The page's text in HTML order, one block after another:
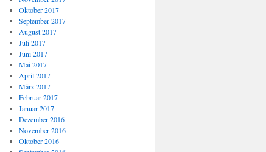
Oktober 2017
September 2017
August 2017
Juli 2017
Juni 2017
Mai 2017
April 2017
März 2017
Februar 2017
Januar 2017
Dezember 2016
November 2016
Oktober 2016